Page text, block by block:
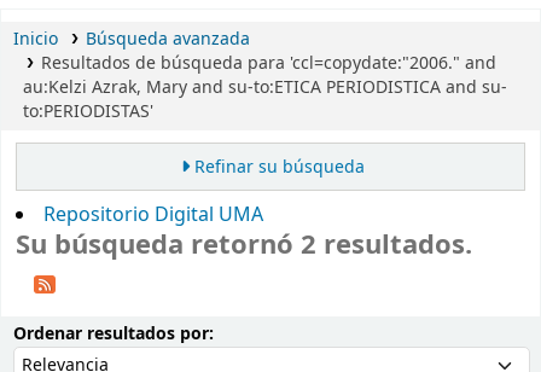
Inicio
Búsqueda avanzada
Resultados de búsqueda para 'ccl=copydate:"2006." and
au:Kelzi Azrak, Mary and su-to:ETICA PERIODISTICA and su-
to:PERIODISTAS'
Refinar su búsqueda
Repositorio Digital UMA
Su búsqueda retornó 2 resultados.
Ordenar resultados por: